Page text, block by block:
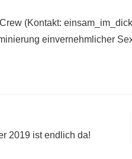
(Kontakt:
einvernehmlicher
2019 ist endlich da!